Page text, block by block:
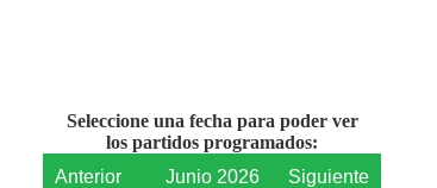
Seleccione una fecha para poder ver
los partidos programados:
Anterior
Junio 2026 Siguiente